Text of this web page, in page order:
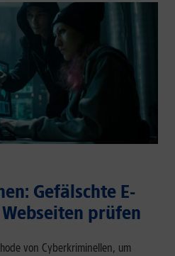
Gefälschte E-
prüfen
von Cyberkriminellen, um